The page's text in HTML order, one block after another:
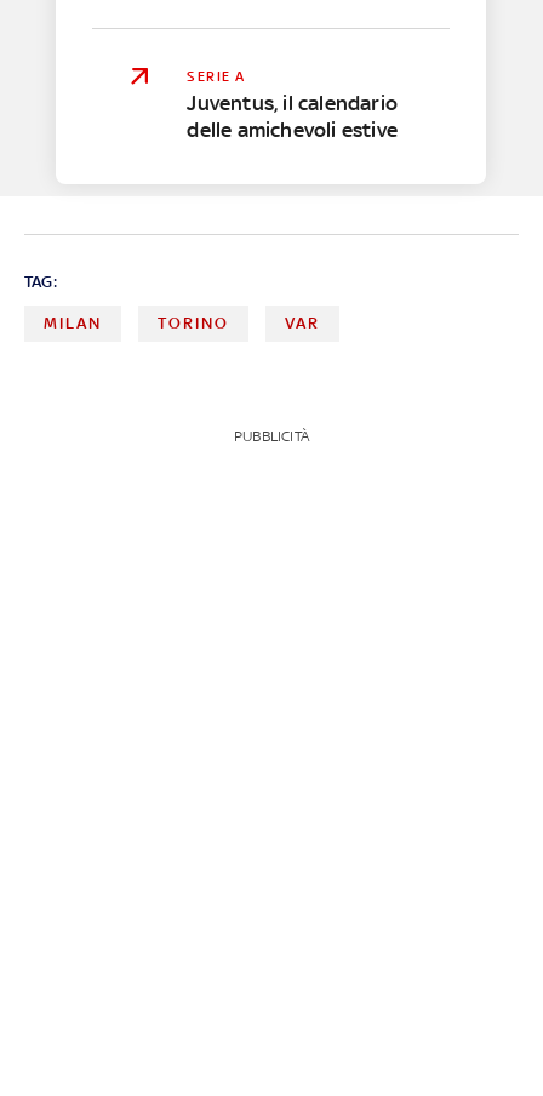
SERIE A
Juventus, il calendario
delle amichevoli estive
TAG:
MILAN TORINO VAR
PUBBLICITÀ